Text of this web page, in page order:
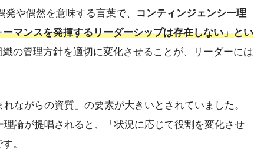
や偶然を意味する言葉で、
コンティンジェンシー理
マンスを発揮するリーダーシップは存在しない」とい
の管理方針を適切に変化させることが、リーダーには
ながらの資質」の要素が大きいとされていました。
論が提唱されると、「状況に応じて役割を変化させ
。